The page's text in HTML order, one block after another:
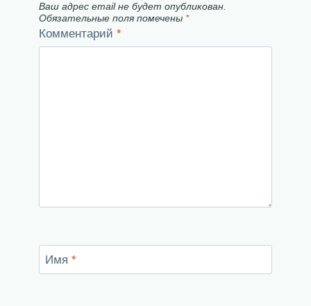
Ваш адрес email не будет опубликован.
Обязательные поля помечены *
Комментарий *
Имя *